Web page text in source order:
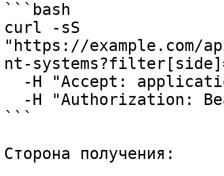
```bash
curl -sS
"https://example.com/
nt-
```
Сторона получения: